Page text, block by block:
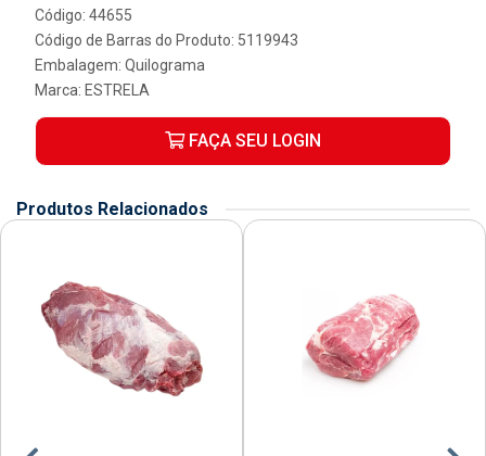
Código: 44655
Código de Barras do Produto: 5119943
Embalagem: Quilograma
Marca: ESTRELA
FAÇA SEU LOGIN
Produtos Relacionados